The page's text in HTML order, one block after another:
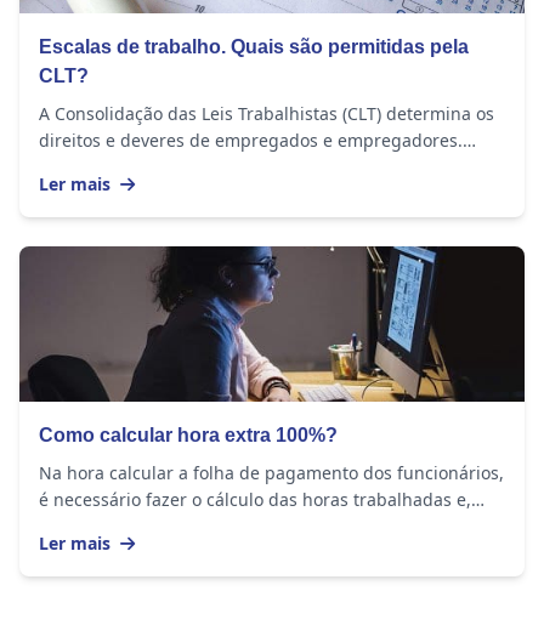
Escalas de trabalho. Quais são permitidas pela
CLT?
A Consolidação das Leis Trabalhistas (CLT) determina os
direitos e deveres de empregados e empregadores.
Ler mais
Como calcular hora extra 100%?
Na hora calcular a folha de pagamento dos funcionários,
é necessário fazer o cálculo das horas trabalhadas e,
Ler mais